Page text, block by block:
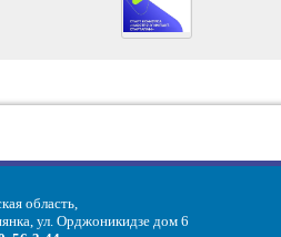
область,
ул. Орджоникидзе дом 6